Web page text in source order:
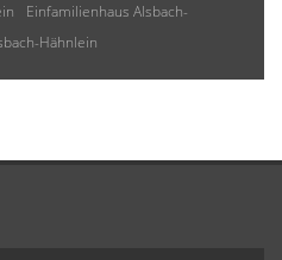
Einfamilienhaus Alsbach-
Hähnlein